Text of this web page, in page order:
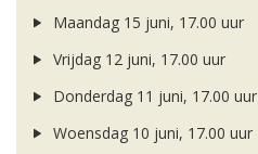
Maandag 15 juni, 17.00 uur
Vrijdag 12 juni, 17.00 uur
Donderdag 11 juni, 17.00 uur
Woensdag 10 juni, 17.00 uur